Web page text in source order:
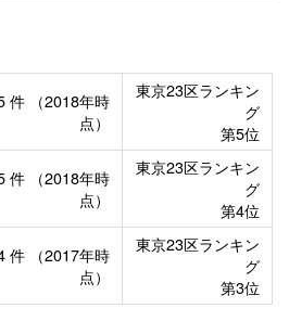
件
（2018年時
点）
東京23区ランキン
グ
第5位
件
（2018年時
点）
東京23区ランキン
グ
第4位
件
（2017年時
点）
東京23区ランキン
グ
第3位